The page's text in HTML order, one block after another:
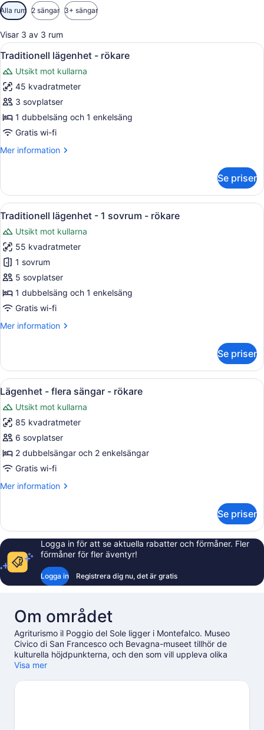
Tillgängliga
filter
för
rum
Alla rum 2 sängar 3+ sängar
Visar 3 av 3 rum
Öppna
alla
foton
för
Traditionell
lägenhet
-
rökare
Ljudisolering, gratis wi-fi,
6
Traditionell lägenhet - rökare
Utsikt mot kullarna
45 kvadratmeter
3 sovplatser
1 dubbelsäng och 1 enkelsäng
Gratis wi-fi
Mer information
Mer
lägenhet
rökare
Se priser
Öppna
alla
foton
för
Traditionell
lägenhet
-
1
-
Traditionell lägenhet - 1 sovrum -
5
Traditionell lägenhet - 1 sovrum - rökare
Utsikt mot kullarna
55 kvadratmeter
1 sovrum
5 sovplatser
1 dubbelsäng och 1 enkelsäng
Gratis wi-fi
Mer information
Mer
lägenhet
1
sovrum
-
rökare
Se priser
Öppna
alla
foton
för
Lägenhet
-
flera
sängar
-
Lägenhet - flera sängar - rökare |
9
Lägenhet - flera sängar - rökare
Utsikt mot kullarna
85 kvadratmeter
6 sovplatser
2 dubbelsängar och 2 enkelsängar
Gratis wi-fi
Mer information
Mer
-
flera
sängar
rökare
Se priser
Logga in för att se aktuella rabatter och förmåner. Fler
förmåner för fler äventyr!
Logga in Registrera dig nu, det är gratis
Om området
Agriturismo il Poggio del Sole ligger i Montefalco. Museo
Civico di San Francesco och Bevagna-museet tillhör de
kulturella höjdpunkterna, och den som vill uppleva olika
aktiviteter kan besöka Paolo Bea och Le Cimates vingård. La
värda ett besök.
Visa mer